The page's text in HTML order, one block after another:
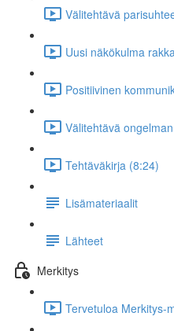
Välitehtävä
Uusi näkökulma
Positiivinen
Välitehtävä
Tehtäväkirja (8:24)
Lisämateriaalit
Lähteet
Merkitys
Tervetuloa Merkitys-